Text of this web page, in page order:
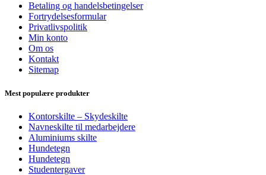
Betaling og handelsbetingelser
Fortrydelsesformular
Privatlivspolitik
Min konto
Om os
Kontakt
Sitemap
Mest populære produkter
Kontorskilte – Skydeskilte
Navneskilte til medarbejdere
Aluminiums skilte
Hundetegn
Hundetegn
Studentergaver